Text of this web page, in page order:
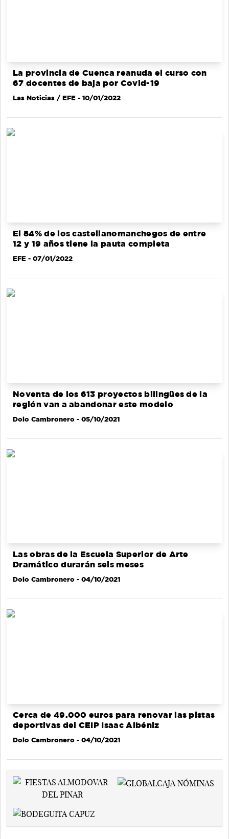
La provincia de Cuenca reanuda el curso con
67 docentes de baja por Covid-19
Las Noticias / EFE - 10/01/2022
El 84% de los castellanomanchegos de entre
12 y 19 años tiene la pauta completa
EFE - 07/01/2022
Noventa de los 613 proyectos bilingües de la
región van a abandonar este modelo
Dolo Cambronero - 05/10/2021
Las obras de la Escuela Superior de Arte
Dramático durarán seis meses
Dolo Cambronero - 04/10/2021
Cerca de 49.000 euros para renovar las pistas
deportivas del CEIP Isaac Albéniz
Dolo Cambronero - 04/10/2021